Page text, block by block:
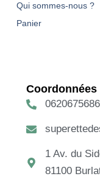
Qui sommes-nous ?
Panier
Coordonnées
0620675686
1 Av. du
81100